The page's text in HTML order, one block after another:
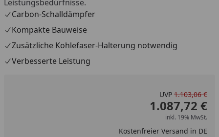
Leistungsbedürfnisse.
Carbon-Schalldämpfer
Kompakte Bauweise
Zusätzliche Kohlefaser-Halterung notwendig
Verbesserte Leistung
UVP 1.103,06 €
1.087,72 €
inkl. 19% MwSt.
Kostenfreier Versand in DE